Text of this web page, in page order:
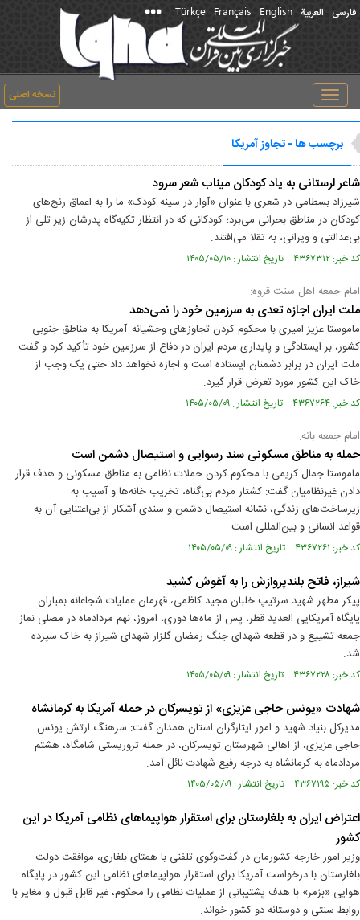
فارسی العربیة English
Français
Türkçe
نسخه اصلی
Toggle
navigation
برچسب ها - تجاوز آمریکا
شاعر لرستانی به یاد کودکان میناب شعر سرود
شیرزاد بسطامی در شعری با عنوان «آوار در سینه کودک» ما را به اعماق رنج‌های
کودکان در مناطق بحرانی می‌برد؛ کودکانی که در انتظار تکیه‌گاه پدرشان زیر تلی از
بی‌عدالتی و ویرانی، به تقلا می‌افتند.
کد خبر: ۴۳۶۷۳۱۲ تاریخ انتشار : ۱۴۰۵/۰۵/۱۰
امام جمعه اهل سنت قروه:
ملت ایران اجازه تعدی به سرزمین خود را نمی‌دهد
ماموستا عزیز امیری با محکوم کردن تجاوزهای وحشیانه_آمریکا به مناطق جنوبی
کشور، بر ایستادگی و پایداری مردم ایران در دفاع از سرزمین خود تأکید کرد و گفت:
ملت ایران در برابر دشمنان ایستاده است و اجازه نخواهد داد حتی یک وجب از
خاک این کشور مورد تعرض قرار گیرد.
کد خبر: ۴۳۶۷۲۶۴ تاریخ انتشار : ۱۴۰۵/۰۵/۰۹
امام جمعه بانه:
حمله به مناطق مسکونی سند رسوایی و استیصال دشمن است
ماموستا جمال کریمی با محکوم کردن حملات نظامی به مناطق مسکونی و هدف قرار
دادن غیرنظامیان گفت: کشتار مردم بی‌گناه، تخریب خانه‌ها و آسیب به
زیرساخت‌های زندگی، نشانه استیصال دشمن و سندی آشکار از بی‌اعتنایی آن به
قواعد انسانی و بین‌المللی است.
کد خبر: ۴۳۶۷۲۶۱ تاریخ انتشار : ۱۴۰۵/۰۵/۰۹
شیراز، فاتح بلندپروازش را به آغوش کشید
پیکر مطهر شهید سرتیپ خلبان مجید کاظمی، قهرمان عملیات شجاعانه بمباران
پایگاه آمریکایی العدید قطر، پس از ماه‌ها دوری، امروز، نهم مردادماه در مصلی نماز
جمعه تشییع و در قطعه شهدای جنگ رمضان گلزار شهدای شیراز به خاک سپرده
شد.
کد خبر: ۴۳۶۷۲۲۸ تاریخ انتشار : ۱۴۰۵/۰۵/۰۹
شهادت «یونس حاجی عزیزی» از تویسرکان در حمله آمریکا به کرمانشاه
مدیرکل بنیاد شهید و امور ایثارگران استان همدان گفت: سرهنگ ارتش یونس
حاجی عزیزی، از اهالی شهرستان تویسرکان، در حمله تروریستی شامگاه، هشتم
مردادماه به کرمانشاه به درجه رفیع شهادت نائل آمد.
کد خبر: ۴۳۶۷۱۹۵ تاریخ انتشار : ۱۴۰۵/۰۵/۰۹
اعتراض ایران به بلغارستان برای استقرار هواپیماهای نظامی آمریکا در این
کشور
وزیر امور خارجه کشورمان در گفت‌وگوی تلفنی با همتای بلغاری، موافقت دولت
بلغارستان با درخواست آمریکا برای استقرار هواپیماهای نظامی این کشور در پایگاه
هوایی «بزمر» با هدف پشتیبانی از عملیات نظامی را محکوم، غیر قابل قبول و مغایر با
روابط سنتی و دوستانه دو کشور خواند.